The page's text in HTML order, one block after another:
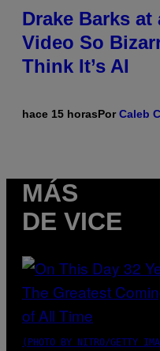
Drake Barks
Video So
Think It’s AI
hace 15 horasPorCaleb
MÁS
DE VICE
(PHOTO BY NITRO/GETTY